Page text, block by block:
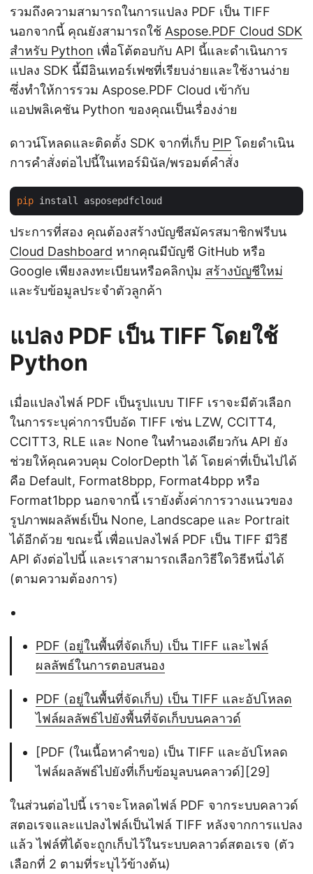
รวมถึงความสามารถในการแปลง PDF เป็น TIFF
นอกจากนี้ คุณยังสามารถใช้ Aspose.PDF Cloud SDK
สำหรับ Python เพื่อโต้ตอบกับ API นี้และดำเนินการ
แปลง SDK นี้มีอินเทอร์เฟซที่เรียบง่ายและใช้งานง่าย
ซึ่งทำให้การรวม Aspose.PDF Cloud เข้ากับ
แอปพลิเคชัน Python ของคุณเป็นเรื่องง่าย
ดาวน์โหลดและติดตั้ง SDK จากที่เก็บ PIP โดยดำเนิน
การคำสั่งต่อไปนี้ในเทอร์มินัล/พรอมต์คำสั่ง
pip
ประการที่สอง คุณต้องสร้างบัญชีสมัครสมาชิกฟรีบน
Cloud Dashboard หากคุณมีบัญชี GitHub หรือ
Google เพียงลงทะเบียนหรือคลิกปุ่ม สร้างบัญชีใหม่
และรับข้อมูลประจำตัวลูกค้า
แปลง PDF เป็น TIFF โดยใช้
Python
เมื่อแปลงไฟล์ PDF เป็นรูปแบบ TIFF เราจะมีตัวเลือก
ในการระบุค่าการบีบอัด TIFF เช่น LZW, CCITT4,
CCITT3, RLE และ None ในทำนองเดียวกัน API ยัง
ช่วยให้คุณควบคุม ColorDepth ได้ โดยค่าที่เป็นไปได้
คือ Default, Format8bpp, Format4bpp หรือ
Format1bpp นอกจากนี้ เรายังตั้งค่าการวางแนวของ
รูปภาพผลลัพธ์เป็น None, Landscape และ Portrait
ได้อีกด้วย ขณะนี้ เพื่อแปลงไฟล์ PDF เป็น TIFF มีวิธี
API ดังต่อไปนี้ และเราสามารถเลือกวิธีใดวิธีหนึ่งได้
(ตามความต้องการ)
PDF (อยู่ในพื้นที่จัดเก็บ) เป็น TIFF และไฟล์
ผลลัพธ์ในการตอบสนอง
PDF (อยู่ในพื้นที่จัดเก็บ) เป็น TIFF และอัปโหลด
ไฟล์ผลลัพธ์ไปยังพื้นที่จัดเก็บบนคลาวด์
[PDF (ในเนื้อหาคำขอ) เป็น TIFF และอัปโหลด
ไฟล์ผลลัพธ์ไปยังที่เก็บข้อมูลบนคลาวด์][29]
ในส่วนต่อไปนี้ เราจะโหลดไฟล์ PDF จากระบบคลาวด์
สตอเรจและแปลงไฟล์เป็นไฟล์ TIFF หลังจากการแปลง
แล้ว ไฟล์ที่ได้จะถูกเก็บไว้ในระบบคลาวด์สตอเรจ (ตัว
เลือกที่ 2 ตามที่ระบุไว้ข้างต้น)